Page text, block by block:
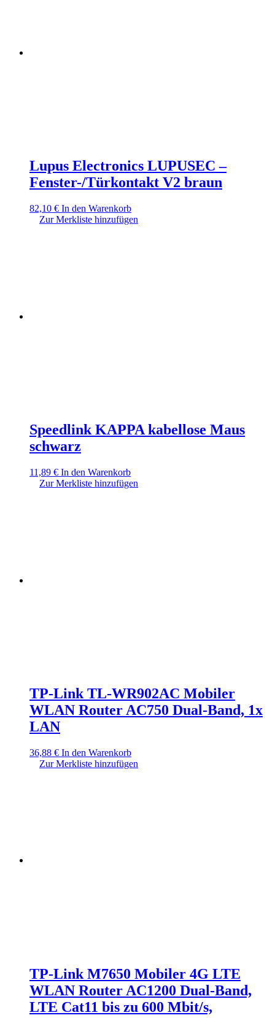
Lupus Electronics LUPUSEC –
Fenster-/Türkontakt V2 braun
82,10 € In den Warenkorb
Zur Merkliste hinzufügen
Speedlink KAPPA kabellose Maus
schwarz
11,89 € In den Warenkorb
Zur Merkliste hinzufügen
TP-Link TL-WR902AC Mobiler
WLAN Router AC750 Dual-Band, 1x
LAN
36,88 € In den Warenkorb
Zur Merkliste hinzufügen
TP-Link M7650 Mobiler 4G LTE
WLAN Router AC1200 Dual-Band,
LTE Cat11 bis zu 600 Mbit/s,